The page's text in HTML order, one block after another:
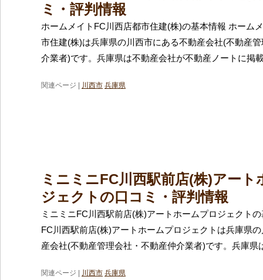
ミ・評判情報
ホームメイトFC川西店都市住建(株)の基本情報 ホーム
市住建(株)は兵庫県の川西市にある不動産会社(不動産
介業者)です。兵庫県は不動産会社が不動産ノートに掲
関連ページ | 川西市 兵庫県
ミニミニFC川西駅前店(株)アート
ジェクトの口コミ・評判情報
ミニミニFC川西駅前店(株)アートホームプロジェクト
FC川西駅前店(株)アートホームプロジェクトは兵庫県
産会社(不動産管理会社・不動産仲介業者)です。兵庫県
関連ページ | 川西市 兵庫県